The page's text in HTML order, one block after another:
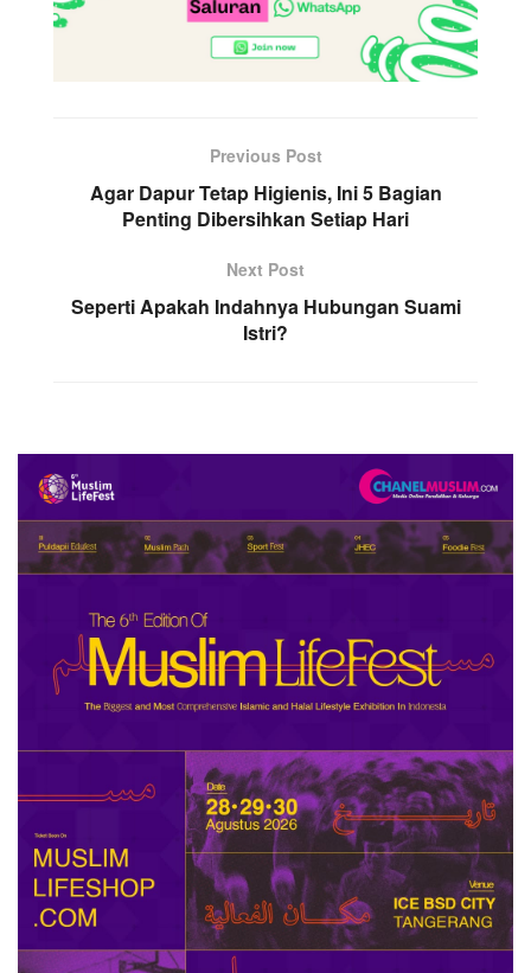
Previous Post
Agar Dapur Tetap Higienis, Ini 5 Bagian
Penting Dibersihkan Setiap Hari
Next Post
Seperti Apakah Indahnya Hubungan Suami
Istri?